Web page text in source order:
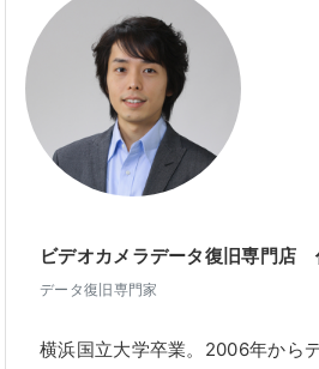
ビデオカメラデータ復旧専門
データ復旧専門家
横浜国立大学卒業。2006年から